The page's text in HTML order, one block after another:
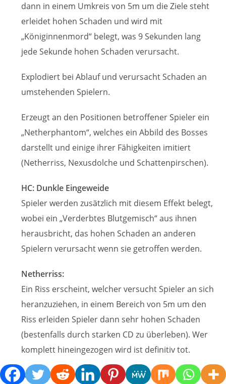
dann in einem Umkreis von 5m um die Ziele steht
erleidet hohen Schaden und wird mit
„Königinnenmord“ belegt, was 9 Sekunden lang
jede Sekunde hohen Schaden verursacht.
Explodiert bei Ablauf und verursacht Schaden an
umstehenden Spielern.
Erzeugt an den Positionen betroffener Spieler ein
„Netherphantom“, welches ein Abbild des Bosses
darstellt und einige ihrer Fähigkeiten imitiert
(Netherriss, Nexusdolche und Schattenpirschen).
HC: Dunkle Eingeweide
Spieler werden zusätzlich mit diesem Effekt belegt,
wobei ein „Verderbtes Blutgemisch“ aus ihnen
herausbricht, das hohen Schaden an anderen
Spielern verursacht wenn sie getroffen werden.
Netherriss:
Ein Riss erscheint, welcher versucht Spieler an sich
heranzuziehen, in einem Bereich von 5m um den
Riss erleiden Spieler dann sehr hohen Schaden
(bestenfalls durch starken CD zu überleben). Wer
komplett hineingezogen wird ist definitiv tot.
Nexusdolche: